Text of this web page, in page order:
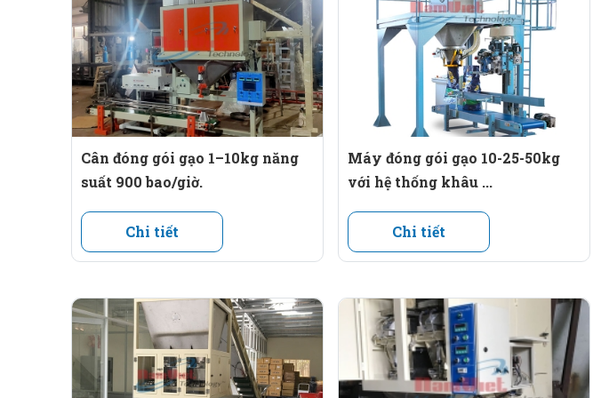
Cân định lượng: Máy cân điện tử tự động chính xác theo cài đặt.
Ví dụ: Định lượng 10kg trong 5 – 7 giây.
Đóng bao: Bao bì được tự động cấp vào miệng máy, tốc độ đóng gói đạt 5 túi/phút.
Máy ép nhiệt:
Máy ép nhiệt hoạt động ở nhiệt độ từ 150°C – 300°C tuỳ loại túi.
3. Ưu điểm của máy ép nhiệt.
Chống ẩm và côn trùng: Giữ chất lượng gạo tốt nhất trong thời gian dài.
Tiết kiệm chi phí: Giảm nhân công, tăng hiệu suất sản xuất.
Linh hoạt: Có thể đóng nhiều loại túi nhựa PP, PE hoặc túi màng ghép phức hợp.
Cân đóng gói gạo 1–10kg năng
suất 900 bao/giờ.
Chi tiết
Máy đóng gói gạo 10-25-50kg
với hệ thống khâu ...
Chi tiết